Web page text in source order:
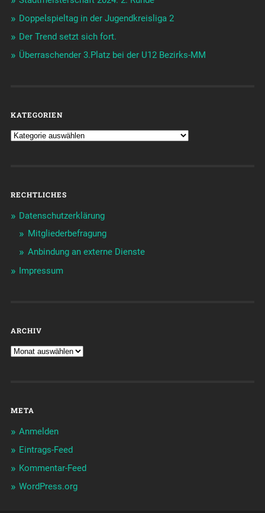
Doppelspieltag in der Jugendkreisliga 2
Der Trend setzt sich fort.
Überraschender 3.Platz bei der U12 Bezirks-MM
KATEGORIEN
RECHTLICHES
Datenschutzerklärung
Mitgliederbefragung
Anbindung an externe Dienste
Impressum
ARCHIV
META
Anmelden
Eintrags-Feed
Kommentar-Feed
WordPress.org